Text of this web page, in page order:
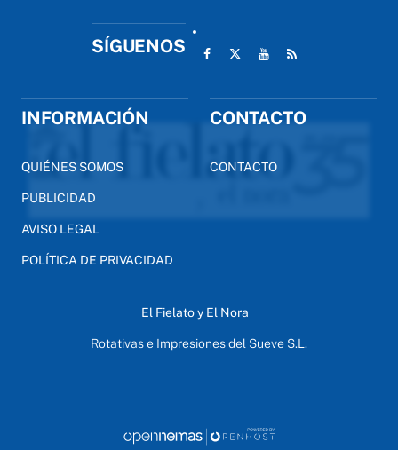
SÍGUENOS
INFORMACIÓN
QUIÉNES SOMOS
PUBLICIDAD
AVISO LEGAL
POLÍTICA DE PRIVACIDAD
CONTACTO
CONTACTO
El Fielato y El Nora
Rotativas e Impresiones del Sueve S.L.